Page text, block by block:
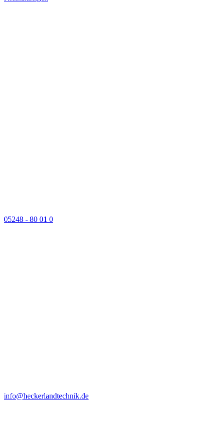
05248 - 80 01 0
info@heckerlandtechnik.de